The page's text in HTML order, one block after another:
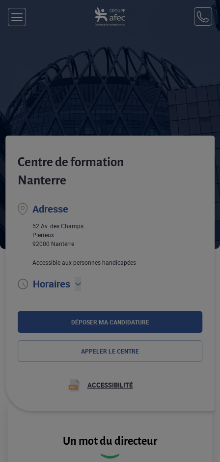
Centre de formation
Nanterre
Adresse
52 Av. des Champs
Pierreux
92000 Nanterre
Accessible aux personnes handicapées
Horaires
DÉPOSER MA CANDIDATURE
APPELER LE CENTRE
ACCESSIBILITÉ
Un mot du directeur